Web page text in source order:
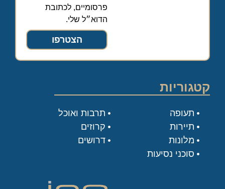
פרסומיים, לכתובת
הדוא״ל שלי.
הצטרפו
קטגוריות
תעופה
תיירות
מלונות
סוכני נסיעות
תרבות ואוכל
קרוזים
דרושים